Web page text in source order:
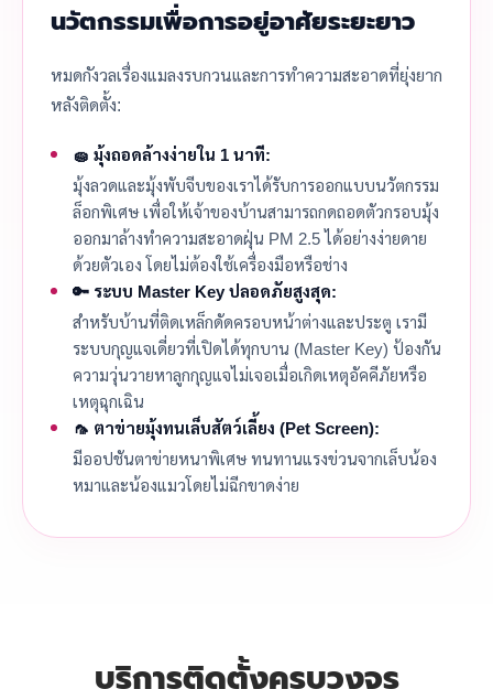
นวัตกรรมเพื่อการอยู่อาศัยระยะยาว
หมดกังวลเรื่องแมลงรบกวนและการทำความสะอาดที่ยุ่งยาก
หลังติดตั้ง:
🧽 มุ้งถอดล้างง่ายใน 1 นาที:
มุ้งลวดและมุ้งพับจีบของเราได้รับการออกแบบนวัตกรรม
ล็อกพิเศษ เพื่อให้เจ้าของบ้านสามารถกดถอดตัวกรอบมุ้ง
ออกมาล้างทำความสะอาดฝุ่น PM 2.5 ได้อย่างง่ายดาย
ด้วยตัวเอง โดยไม่ต้องใช้เครื่องมือหรือช่าง
🔑 ระบบ Master Key ปลอดภัยสูงสุด:
สำหรับบ้านที่ติดเหล็กดัดครอบหน้าต่างและประตู เรามี
ระบบกุญแจเดี่ยวที่เปิดได้ทุกบาน (Master Key) ป้องกัน
ความวุ่นวายหาลูกกุญแจไม่เจอเมื่อเกิดเหตุอัคคีภัยหรือ
เหตุฉุกเฉิน
🦟 ตาข่ายมุ้งทนเล็บสัตว์เลี้ยง (Pet Screen):
มีออปชันตาข่ายหนาพิเศษ ทนทานแรงข่วนจากเล็บน้อง
หมาและน้องแมวโดยไม่ฉีกขาดง่าย
บริการติดตั้งครบวงจร